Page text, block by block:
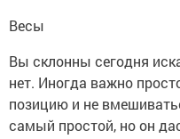
Весы
Вы склонны сегодня
нет. Иногда важно
позицию и не
самый простой, но он